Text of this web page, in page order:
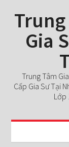
Trung
Gia
Trung Tâm
Cấp Gia Sư Tại
Lớp